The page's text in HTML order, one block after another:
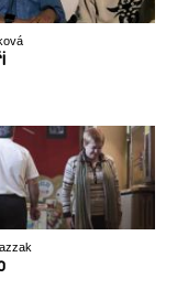
A. Razzak